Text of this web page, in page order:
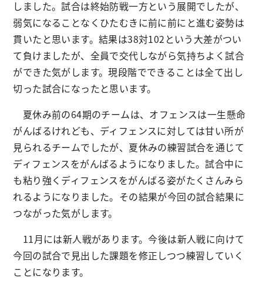
しました。試合は終始防戦一方という展開でしたが、
弱気になることなくひたむきに前に前にと進む姿勢は
貫いたと思います。結果は38対102という大差がつい
て負けましたが、全員で交代しながら気持ちよく試合
ができた気がします。現段階でできることは全て出し
切った試合になったと思います。
夏休み前の64期のチームは、オフェンスは一生懸命
がんばるけれども、ディフェンスに対しては甘い所が
見られるチームでしたが、夏休みの練習試合を通じて
ディフェンスをがんばるようになりました。試合中に
も粘り強くディフェンスをがんばる姿がたくさんみら
れるようになりました。その結果が今回の試合結果に
つながった気がします。
11月には新人戦があります。今後は新人戦に向けて
今回の試合で見出した課題を修正しつつ練習していく
ことになります。